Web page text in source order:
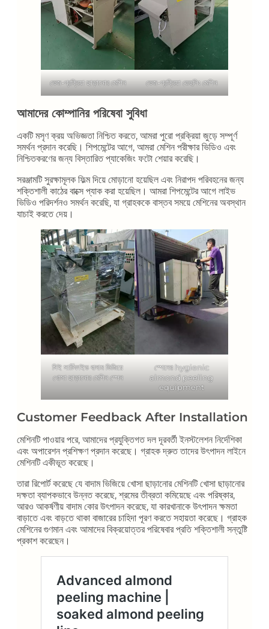
ভেজ-প্রক্রিয়া ছাড়ানোর মেশিন ভেজ-প্রক্রিয়া ডেহুলিং মেশিন
আমাদের কোম্পানির পরিষেবা সুবিধা
একটি মসৃণ ক্রয় অভিজ্ঞতা নিশ্চিত করতে, আমরা পুরো প্রক্রিয়া জুড়ে সম্পূর্ণ
সমর্থন প্রদান করেছি। শিপমেন্টের আগে, আমরা মেশিন পরীক্ষার ভিডিও এবং
নিশ্চিতকরণের জন্য বিস্তারিত প্যাকেজিং ফটো শেয়ার করেছি।
সরঞ্জামটি সুরক্ষামূলক ফিল্ম দিয়ে মোড়ানো হয়েছিল এবং নিরাপদ পরিবহনের জন্য
শক্তিশালী কাঠের বাক্সে প্যাক করা হয়েছিল। আমরা শিপমেন্টের আগে লাইভ
ভিডিও পরিদর্শনও সমর্থন করেছি, যা গ্রাহককে বাস্তব সময়ে মেশিনের অবস্থান
যাচাই করতে দেয়।
সিই সার্টিফাইড বাদাম ভিজিয়ে
খোসা ছাড়ানোর মেশিন স্পেন
স্পেনের hygienic
almond peeling
equipment
Customer Feedback After Installation
মেশিনটি পাওয়ার পরে, আমাদের প্রযুক্তিগত দল দূরবর্তী ইনস্টলেশন নির্দেশিকা
এবং অপারেশন প্রশিক্ষণ প্রদান করেছে। গ্রাহক দ্রুত তাদের উৎপাদন লাইনে
মেশিনটি একীভূত করেছে।
তারা রিপোর্ট করেছে যে বাদাম ভিজিয়ে খোসা ছাড়ানোর মেশিনটি খোসা ছাড়ানোর
দক্ষতা ব্যাপকভাবে উন্নত করেছে, শ্রমের তীব্রতা কমিয়েছে এবং পরিষ্কার,
আরও আকর্ষণীয় বাদাম কোর উৎপাদন করেছে, যা কারখানাকে উৎপাদন ক্ষমতা
বাড়াতে এবং বাড়তে থাকা বাজারের চাহিদা পূরণ করতে সহায়তা করেছে। গ্রাহক
মেশিনের গুণমান এবং আমাদের বিক্রয়োত্তর পরিষেবার প্রতি শক্তিশালী সন্তুষ্টি
প্রকাশ করেছেন।